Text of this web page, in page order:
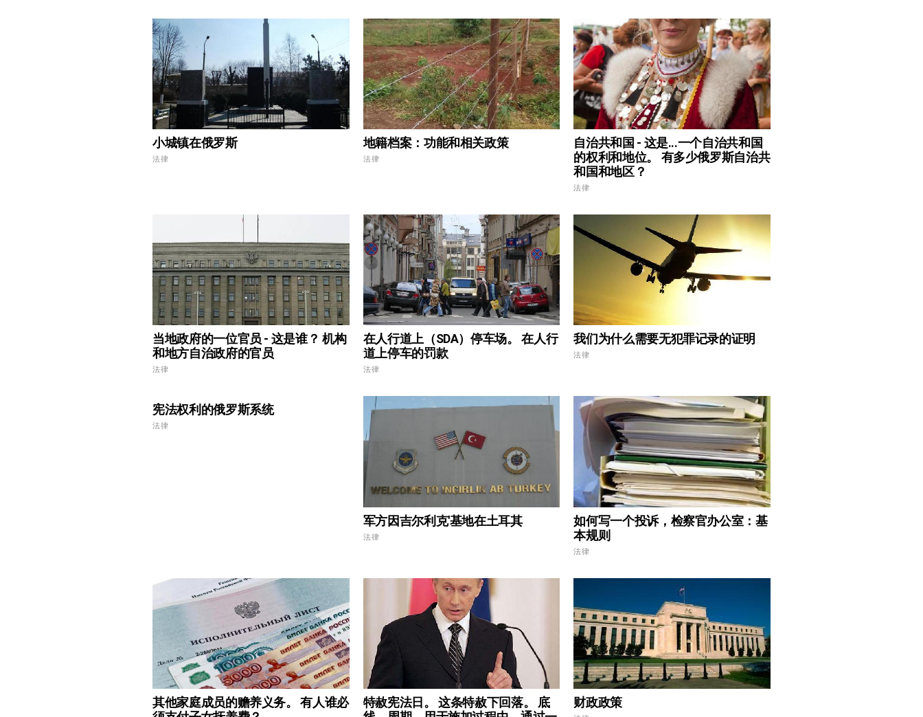
小城镇在俄罗斯
法律
地籍档案：功能和相关政策
法律
自治共和国 - 这是...一个自治共和国
的权利和地位。 有多少俄罗斯自治共
和国和地区？
法律
当地政府的一位官员 - 这是谁？ 机构
和地方自治政府的官员
法律
在人行道上（SDA）停车场。 在人行
道上停车的罚款
法律
我们为什么需要无犯罪记录的证明
法律
宪法权利的俄罗斯系统
法律
军方因吉尔利克'基地在土耳其
法律
如何写一个投诉，检察官办公室：基
本规则
法律
其他家庭成员的赡养义务。 有人谁必
特赦宪法日。 这条特赦下回落。 底
财政政策